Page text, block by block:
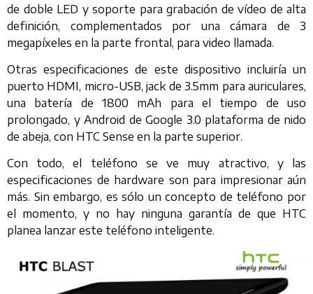
de doble LED y soporte para grabación de vídeo de alta
definición, complementados por una cámara de 3
megapíxeles en la parte frontal, para video llamada.
Otras especificaciones de este dispositivo incluiría un
puerto HDMI, micro-USB, jack de 3.5mm para auriculares,
una batería de 1800 mAh para el tiempo de uso
prolongado, y Android de Google 3.0 plataforma de nido
de abeja, con HTC Sense en la parte superior.
Con todo, el teléfono se ve muy atractivo, y las
especificaciones de hardware son para impresionar aún
más. Sin embargo, es sólo un concepto de teléfono por
el momento, y no hay ninguna garantía de que HTC
planea lanzar este teléfono inteligente.